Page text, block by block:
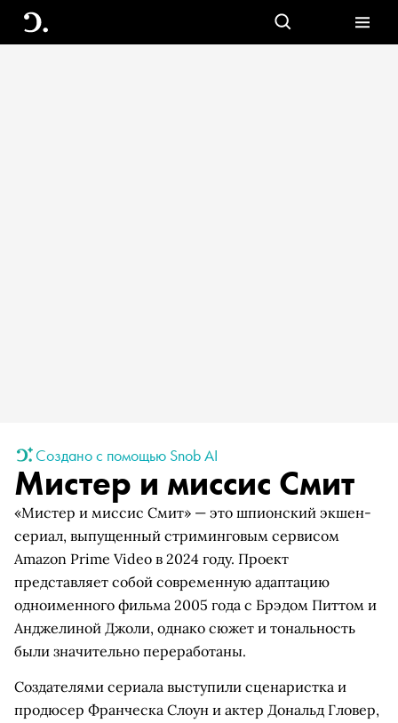
Создано с помощью Snob AI
Мистер и миссис Смит
«Мистер и миссис Смит» — это шпионский экшен-
сериал, выпущенный стриминговым сервисом
Amazon Prime Video в 2024 году. Проект
представляет собой современную адаптацию
одноименного фильма 2005 года с Брэдом Питтом и
Анджелиной Джоли, однако сюжет и тональность
были значительно переработаны.
Создателями сериала выступили сценаристка и
продюсер Франческа Слоун и актер Дональд Гловер,